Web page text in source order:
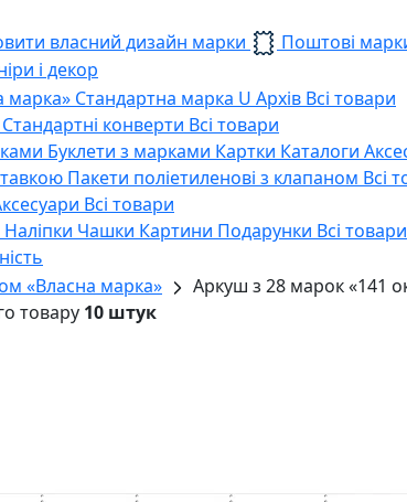
власний дизайн марки Поштові
і декор
марка» Стандартна марка U Архів Всі товари
Стандартні конверти Всі товари
Буклети з марками Картки Каталоги
Пакети поліетиленові з клапаном Всі
Всі товари
Чашки Картини Подарунки Всі товари
«Власна марка»
Аркуш з 28 марок «141
товару 10 штук